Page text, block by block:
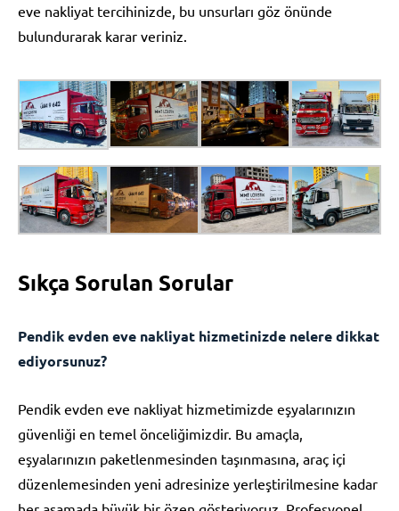
eve nakliyat tercihinizde, bu unsurları göz önünde
bulundurarak karar veriniz.
Sıkça Sorulan Sorular
Pendik evden eve nakliyat hizmetinizde nelere dikkat
ediyorsunuz?
Pendik evden eve nakliyat hizmetimizde eşyalarınızın
güvenliği en temel önceliğimizdir. Bu amaçla,
eşyalarınızın paketlenmesinden taşınmasına, araç içi
düzenlemesinden yeni adresinize yerleştirilmesine kadar